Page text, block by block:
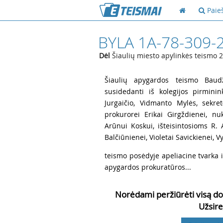
BYLA 1A-78-309-
Dėl Šiaulių miesto apylinkės teismo
Šiaulių apygardos teismo
susidedanti iš kolegijos
Jurgaičio, Vidmanto Mylės,
prokurorei Erikai Girgždienei,
Arūnui Koskui, išteisintosioms R.
Balčiūnienei, Violetai Savickienei,
teismo posėdyje apeliacine
apygardos prokuratūros...
Norėdami peržiūrėti visą